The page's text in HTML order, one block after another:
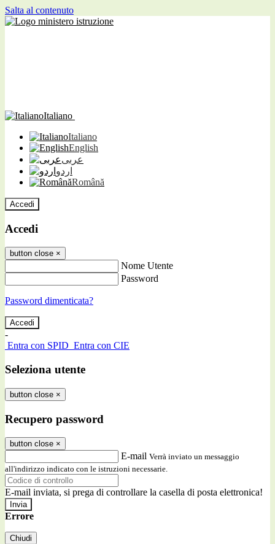
Salta al contenuto
Italiano
Italiano
English
عربى
اردو
Română
Accedi
Accedi
button close ×
Nome Utente
Password
Password dimenticata?
-
Entra con SPID Entra con CIE
Seleziona utente
button close ×
Recupero password
button close ×
E-mail Verrà inviato un messaggio
all'indirizzo indicato con le istruzioni necessarie.
E-mail inviata, si prega di controllare la casella di posta elettronica!
Errore
Chiudi